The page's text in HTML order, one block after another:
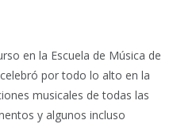
en la Escuela de Música de
por todo lo alto en la
musicales de todas las
y algunos incluso